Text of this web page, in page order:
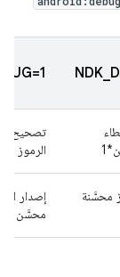
تصحيح
الرموز
محسَّنة
إصدار
محسَّن